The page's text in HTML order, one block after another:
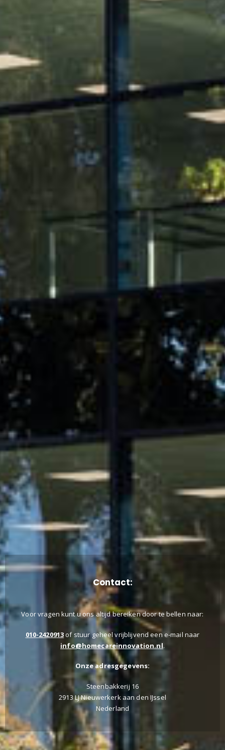
Contact:
Voor vragen kunt u ons altijd bereiken door te bellen naar:
010-2420913of stuur geheel vrijblijvend een e-mail naar
info@homecareinnovation.nl.
Onze adresgegevens:
Steenbakkerij 16
2913 LJ Nieuwerkerk aan den IJssel
Nederland